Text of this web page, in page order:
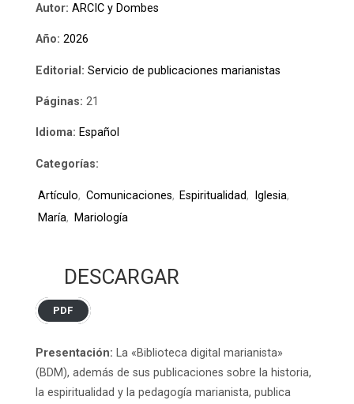
Autor: ARCIC y Dombes
Año: 2026
Editorial: Servicio de publicaciones marianistas
Páginas: 21
Idioma: Español
Categorías:
Artículo, Comunicaciones, Espiritualidad, Iglesia,
María, Mariología
DESCARGAR
PDF
Presentación: La «Biblioteca digital marianista»
(BDM), además de sus publicaciones sobre la historia,
la espiritualidad y la pedagogía marianista, publica